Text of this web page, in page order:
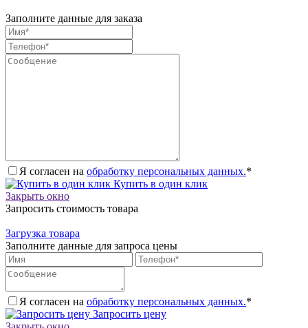
Заполните данные для заказа
Я согласен на обработку персональных данных.*
Купить в один клик
Закрыть окно
Запросить стоимость товара
Загрузка товара
Заполните данные для запроса цены
Я согласен на обработку персональных данных.*
Запросить цену